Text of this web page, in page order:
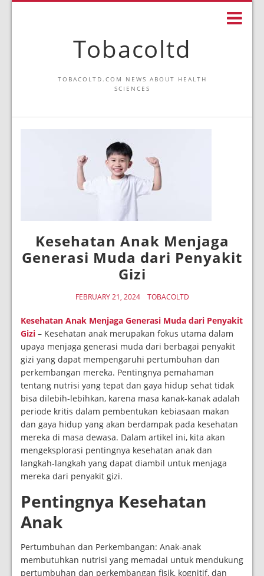
Tobacoltd
TOBACOLTD.COM NEWS ABOUT HEALTH
SCIENCES
Kesehatan Anak Menjaga
Generasi Muda dari Penyakit
Gizi
FEBRUARY 21, 2024 TOBACOLTD
Kesehatan Anak Menjaga Generasi Muda dari Penyakit
Gizi – Kesehatan anak merupakan fokus utama dalam
upaya menjaga generasi muda dari berbagai penyakit
gizi yang dapat mempengaruhi pertumbuhan dan
perkembangan mereka. Pentingnya pemahaman
tentang nutrisi yang tepat dan gaya hidup sehat tidak
bisa dilebih-lebihkan, karena masa kanak-kanak adalah
periode kritis dalam pembentukan kebiasaan makan
dan gaya hidup yang akan berdampak pada kesehatan
mereka di masa dewasa. Dalam artikel ini, kita akan
mengeksplorasi pentingnya kesehatan anak dan
langkah-langkah yang dapat diambil untuk menjaga
mereka dari penyakit gizi.
Pentingnya Kesehatan
Anak
Pertumbuhan dan Perkembangan: Anak-anak
membutuhkan nutrisi yang memadai untuk mendukung
pertumbuhan dan perkembangan fisik, kognitif, dan